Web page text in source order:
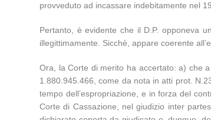
provveduto ad incassare indebitamente nel
Pertanto, è evidente che il D.P. opponeva
illegittimamente. Sicchè, appare coerente
Ora, la Corte di merito ha accertato: a) che
1.880.945.466, come da nota in atti prot.
tempo dell’espropriazione, e in forza del
Corte di Cassazione, nel giudizio inter